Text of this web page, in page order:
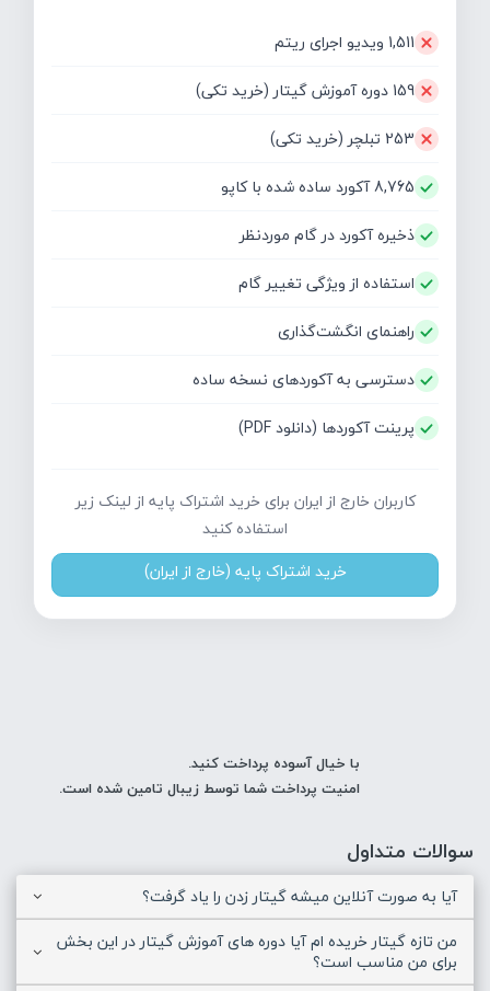
1,511 ویدیو اجرای ریتم
159 دوره آموزش گیتار (خرید تکی)
253 تبلچر (خرید تکی)
8,765 آکورد ساده شده با کاپو
ذخیره آکورد در گام موردنظر
استفاده از ویژگی تغییر گام
راهنمای انگشت‌گذاری
دسترسی به آکوردهای نسخه ساده
پرینت آکوردها (دانلود PDF)
کاربران خارج از ایران برای خرید اشتراک پایه از لینک زیر
استفاده کنید
خرید اشتراک پایه (خارج از ایران)
با خیال آسوده پرداخت کنید.
امنیت پرداخت شما توسط زیبال تامین شده است.
سوالات متداول
آیا به صورت آنلاین میشه گیتار زدن را یاد گرفت؟
من تازه گیتار خریده ام آیا دوره های آموزش گیتار در این بخش
برای من مناسب است؟